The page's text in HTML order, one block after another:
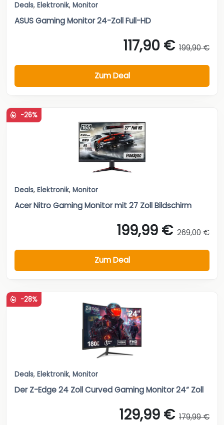
Deals, Elektronik, Monitor
ASUS Gaming Monitor 24-Zoll Full-HD
117,90 € 199,90 €
Zum Deal
-26%
Deals, Elektronik, Monitor
Acer Nitro Gaming Monitor mit 27 Zoll Bildschirm
199,99 € 269,00 €
Zum Deal
-28%
Deals, Elektronik, Monitor
Der Z-Edge 24 Zoll Curved Gaming Monitor 24“ Zoll
129,99 € 179,99 €